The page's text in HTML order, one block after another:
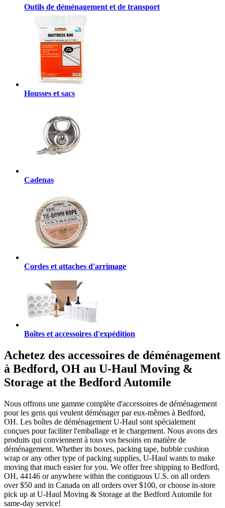
Outils de déménagement et de transport
Housses et sacs
Cadenas
Cordes et attaches d'arrimage
Boîtes et accessoires d'expédition
Achetez des accessoires de déménagement
à Bedford, OH au U-Haul Moving &
Storage at the Bedford Automile
Nous offrons une gamme complète d'accessoires de déménagement
pour les gens qui veulent déménager par eux-mêmes à Bedford,
OH. Les boîtes de déménagement U-Haul sont spécialement
conçues pour faciliter l'emballage et le chargement. Nous avons des
produits qui conviennent à tous vos besoins en matière de
déménagement. Whether its boxes, packing tape, bubble cushion
wrap or any other type of packing supplies, U-Haul wants to make
moving that much easier for you. We offer free shipping to Bedford,
OH, 44146 or anywhere within the contiguous U.S. on all orders
over $50 and in Canada on all orders over $100, or choose in-store
pick up at U-Haul Moving & Storage at the Bedford Automile for
same-day service!